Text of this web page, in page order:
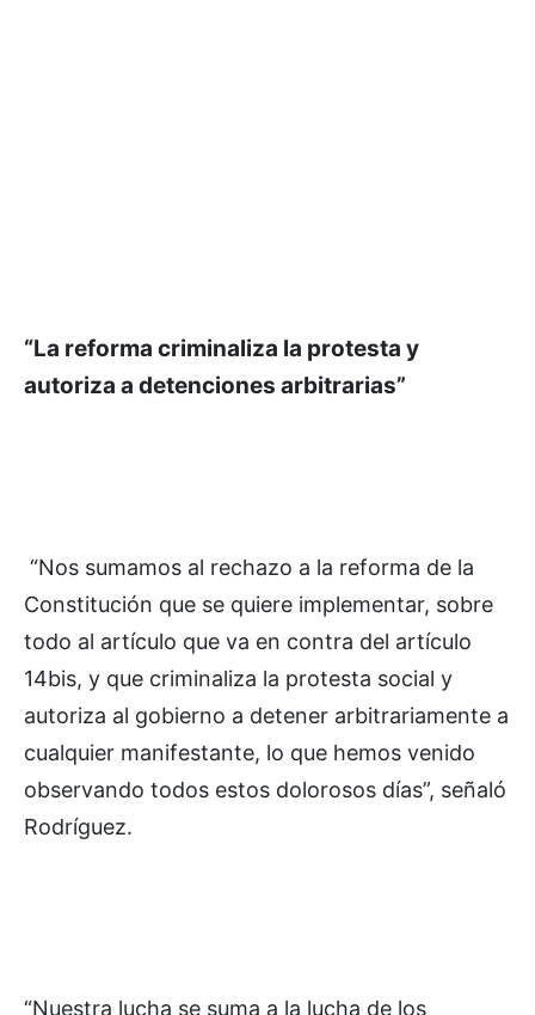
“La reforma criminaliza la protesta y
autoriza a detenciones arbitrarias”
“Nos sumamos al rechazo a la reforma de la
Constitución que se quiere implementar, sobre
todo al artículo que va en contra del artículo
14bis, y que criminaliza la protesta social y
autoriza al gobierno a detener arbitrariamente a
cualquier manifestante, lo que hemos venido
observando todos estos dolorosos días”, señaló
Rodríguez.
“Nuestra lucha se suma a la lucha de los